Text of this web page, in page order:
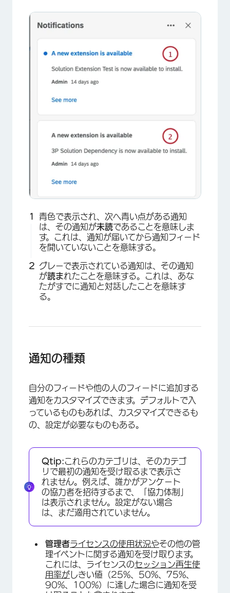
×
×
青色で表示され、次へ青い点がある通知
は、その通知が未読であることを意味しま
す。これは、通知が届いてから通知フィード
を開いていないことを意味する。
グレーで表示されている通知は、その通知
が読まれたことを意味する。これは、あな
たがすでに通知と対話したことを意味す
る。
通知の種類
自分のフィードや他の人のフィードに追加する
通知をカスタマイズできます。デフォルトで入
っているものもあれば、カスタマイズできるも
の、設定が必要なものもある。
Qtip:これらのカテゴリは、そのカテゴ
リで最初の通知を受け取るまで表示さ
れません。例えば、誰かがアンケート
の協力者を招待するまで、「協力体制」
は表示されません。設定がない場合
は、まだ適用されていません。
管理者ライセンスの使用状況やその他の管
理イベントに関する通知を受け取ります。
これには、ライセンスのセッション再生使
用率がしきい値（25%、50%、75%、
90%、100%）に達した場合に通知を受